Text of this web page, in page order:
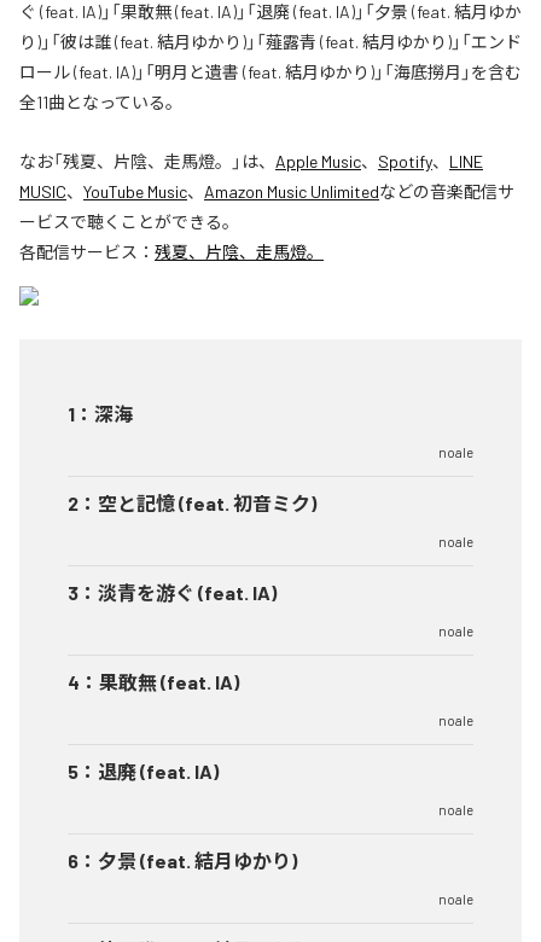
ぐ (feat. IA)」「果敢無 (feat. IA)」「退廃 (feat. IA)」「夕景 (feat. 結月ゆか
り)」「彼は誰 (feat. 結月ゆかり)」「薤露青 (feat. 結月ゆかり)」「エンド
ロール (feat. IA)」「明月と遺書 (feat. 結月ゆかり)」「海底撈月」を含む
全11曲となっている。
なお「残夏、片陰、走馬燈。 」は、 Apple Music、 Spotify、 LINE
MUSIC、 YouTube Music、 Amazon Music Unlimitedなどの音楽配信サ
ービスで聴くことができる。
各配信サービス： 残夏、片陰、走馬燈。
1 ： 深海
noale
2 ： 空と記憶 (feat. 初音ミク)
noale
3 ： 淡青を游ぐ (feat. IA)
noale
4 ： 果敢無 (feat. IA)
noale
5 ： 退廃 (feat. IA)
noale
6 ： 夕景 (feat. 結月ゆかり)
noale